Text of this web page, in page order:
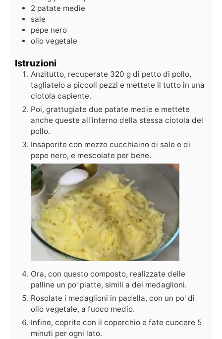
2 patate medie
sale
pepe nero
olio vegetale
Istruzioni
Anzitutto, recuperate 320 g di petto di pollo,
tagliatelo a piccoli pezzi e mettete il tutto in una
ciotola capiente.
Poi, grattugiate due patate medie e mettete
anche queste all'interno della stessa ciotola del
pollo.
Insaporite con mezzo cucchiaino di sale e di
pepe nero, e mescolate per bene.
Ora, con questo composto, realizzate delle
palline un po' piatte, simili a dei medaglioni.
Rosolate i medaglioni in padella, con un po' di
olio vegetale, a fuoco medio.
Infine, coprite con il coperchio e fate cuocere 5
minuti per ogni lato.